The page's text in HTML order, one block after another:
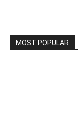
MOST POPULAR